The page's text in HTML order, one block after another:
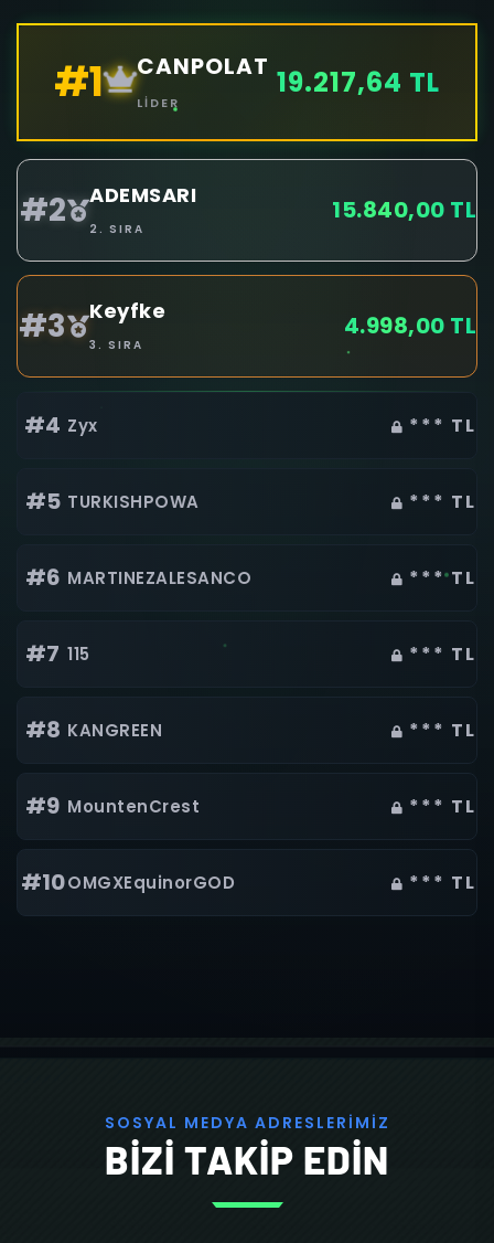
#1 CANPOLAT
LIDER
19.217,64 TL
#2 ADEMSARI
2. SIRA
15.840,00 TL
#3 Keyfke
3. SIRA
4.998,00 TL
#4 Zyx *** TL
#5 TURKISHPOWA *** TL
#6 MARTINEZALESANCO *** TL
#7 115 *** TL
#8 KANGREEN *** TL
#9 MountenCrest *** TL
#10OMGXEquinorGOD *** TL
S O SYAL M EDYA AD R ES L ER İ M İ Z
BİZİ TAKİP EDİN